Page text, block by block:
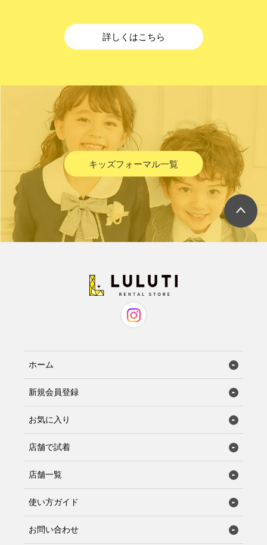
詳しくはこちら
キッズフォーマル一覧
ホーム
新規会員登録
お気に入り
店舗で試着
店舗一覧
使い方ガイド
お問い合わせ